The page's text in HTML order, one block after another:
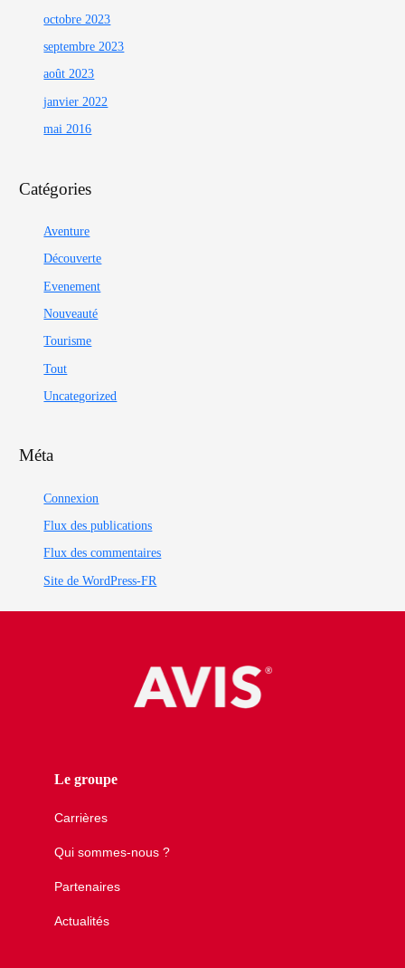
octobre 2023
septembre 2023
août 2023
janvier 2022
mai 2016
Catégories
Aventure
Découverte
Evenement
Nouveauté
Tourisme
Tout
Uncategorized
Méta
Connexion
Flux des publications
Flux des commentaires
Site de WordPress-FR
Le groupe
Carrières
Qui sommes-nous ?
Partenaires
Actualités